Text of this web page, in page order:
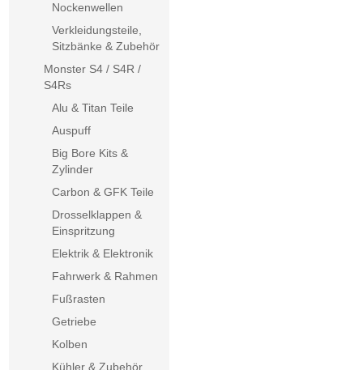
Nockenwellen
Verkleidungsteile,
Sitzbänke & Zubehör
Monster S4 / S4R /
S4Rs
Alu & Titan Teile
Auspuff
Big Bore Kits &
Zylinder
Carbon & GFK Teile
Drosselklappen &
Einspritzung
Elektrik & Elektronik
Fahrwerk & Rahmen
Fußrasten
Getriebe
Kolben
Kühler & Zubehör